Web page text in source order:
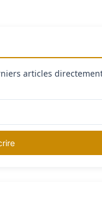
articles